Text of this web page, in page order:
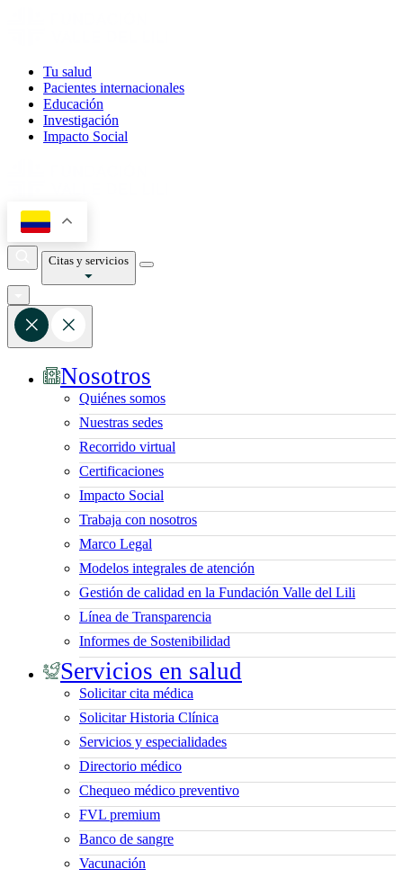
Tu salud
Pacientes internacionales
Educación
Investigación
Impacto Social
Citas y servicios
Nosotros
Quiénes somos
Nuestras sedes
Recorrido virtual
Certificaciones
Impacto Social
Trabaja con nosotros
Marco Legal
Modelos integrales de atención
Gestión de calidad en la Fundación Valle del Lili
Línea de Transparencia
Informes de Sostenibilidad
Servicios en salud
Solicitar cita médica
Solicitar Historia Clínica
Servicios y especialidades
Directorio médico
Chequeo médico preventivo
FVL premium
Banco de sangre
Vacunación